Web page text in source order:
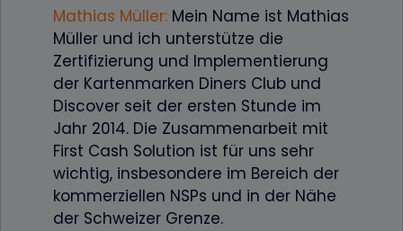
Mathias Müller:Mein Name ist Mathias
Müller und ich unterstütze die
Zertifizierung und Implementierung
der Kartenmarken Diners Club und
Discover seit der ersten Stunde im
Jahr 2014. Die Zusammenarbeit mit
First Cash Solution ist für uns sehr
wichtig, insbesondere im Bereich der
kommerziellen NSPs und in der Nähe
der Schweizer Grenze.